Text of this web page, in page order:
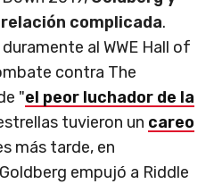
complicada.
al WWE Hall of
contra The
"el peor luchador de la
tuvieron un careo
más tarde, en
empujó a Riddle